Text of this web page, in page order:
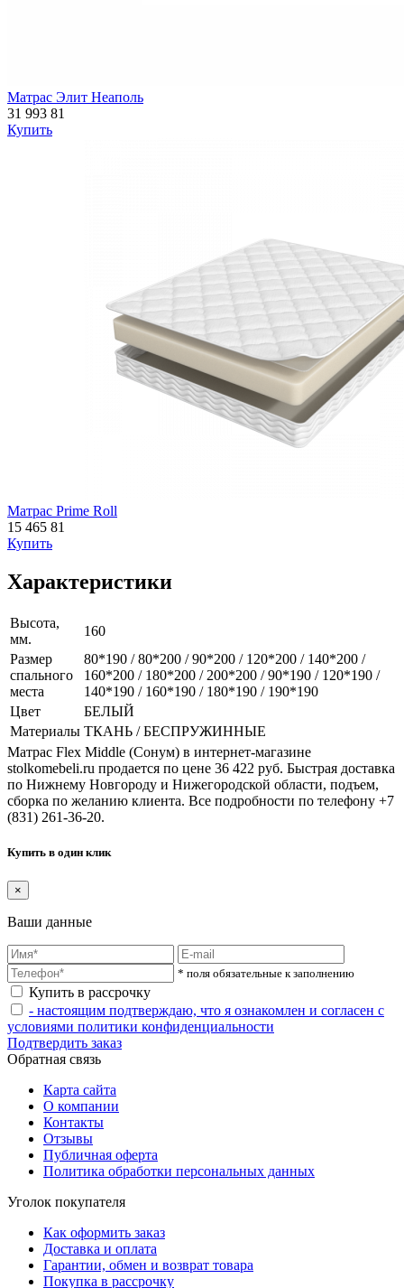
Матрас Элит Неаполь
31 993 81
Купить
Матрас Prime Roll
15 465 81
Купить
Характеристики
Высота,
мм.
160
Размер
спального
места
80*190 / 80*200 / 90*200 / 120*200 / 140*200 /
160*200 / 180*200 / 200*200 / 90*190 / 120*190 /
140*190 / 160*190 / 180*190 / 190*190
Цвет
БЕЛЫЙ
Материалы ТКАНЬ / БЕСПРУЖИННЫЕ
Матрас Flex Middle (Сонум) в интернет-магазине
stolkomebeli.ru продается по цене 36 422 руб. Быстрая доставка
по Нижнему Новгороду и Нижегородской области, подъем,
сборка по желанию клиента. Все подробности по телефону +7
(831) 261-36-20.
Купить в один клик
×
Ваши данные
* поля обязательные к заполнению
Купить в рассрочку
- настоящим подтверждаю, что я ознакомлен и согласен с
условиями политики конфиденциальности
Подтвердить заказ
Обратная связь
Карта сайта
О компании
Контакты
Отзывы
Публичная оферта
Политика обработки персональных данных
Уголок покупателя
Как оформить заказ
Доставка и оплата
Гарантии, обмен и возврат товара
Покупка в рассрочку